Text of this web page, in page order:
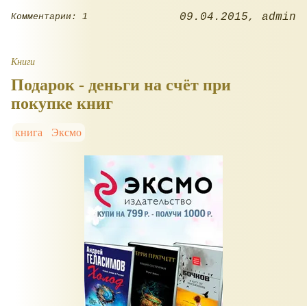
Комментарии: 1 09.04.2015 admin
Книги
Подарок - деньги на счёт при
покупке книг
книга Эксмо